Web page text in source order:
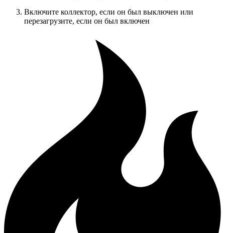
Включите коллектор, если он был выключен или
перезагрузите, если он был включен